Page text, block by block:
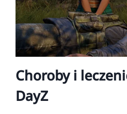
a
n
i
e
w
e
Choroby i
DayZ